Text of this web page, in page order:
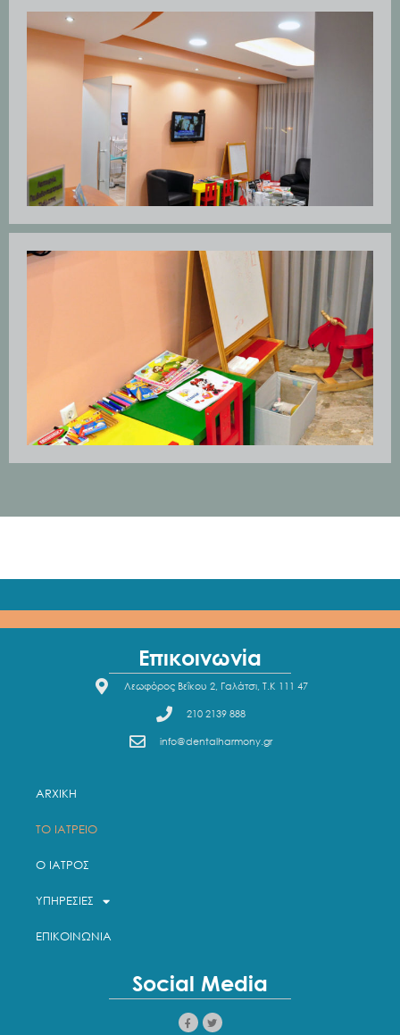
Επικοινωνία
Λεωφόρος Βεΐκου 2, Γαλάτσι, Τ.Κ 111 47
210 2139 888
info@dentalharmony.gr
ARXIKH
ΤΟ ΙΑΤΡΕΙΟ
Ο ΙΑΤΡΟΣ
ΥΠΗΡΕΣΙΕΣ
ΕΠΙΚΟΙΝΩΝΙΑ
Social Media